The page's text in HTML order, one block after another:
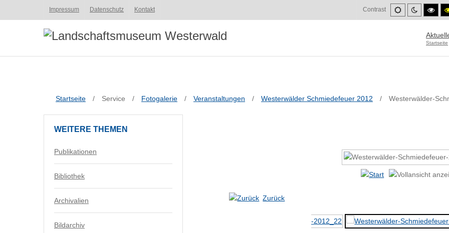
Impressum Datenschutz Kontakt Contrast
Default
mode
Night
mode
High
Startseite
Startseite / Service / Fotogalerie / Veranstaltungen / Westerwälder Schmiedefeuer 2012 / Westerwälder-
Zurück
WEITERE THEMEN
Publikationen
Bibliothek
Archivalien
Bildarchiv